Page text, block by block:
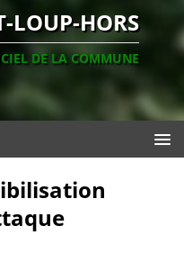
LOUP-HORS
DE LA COMMUNE